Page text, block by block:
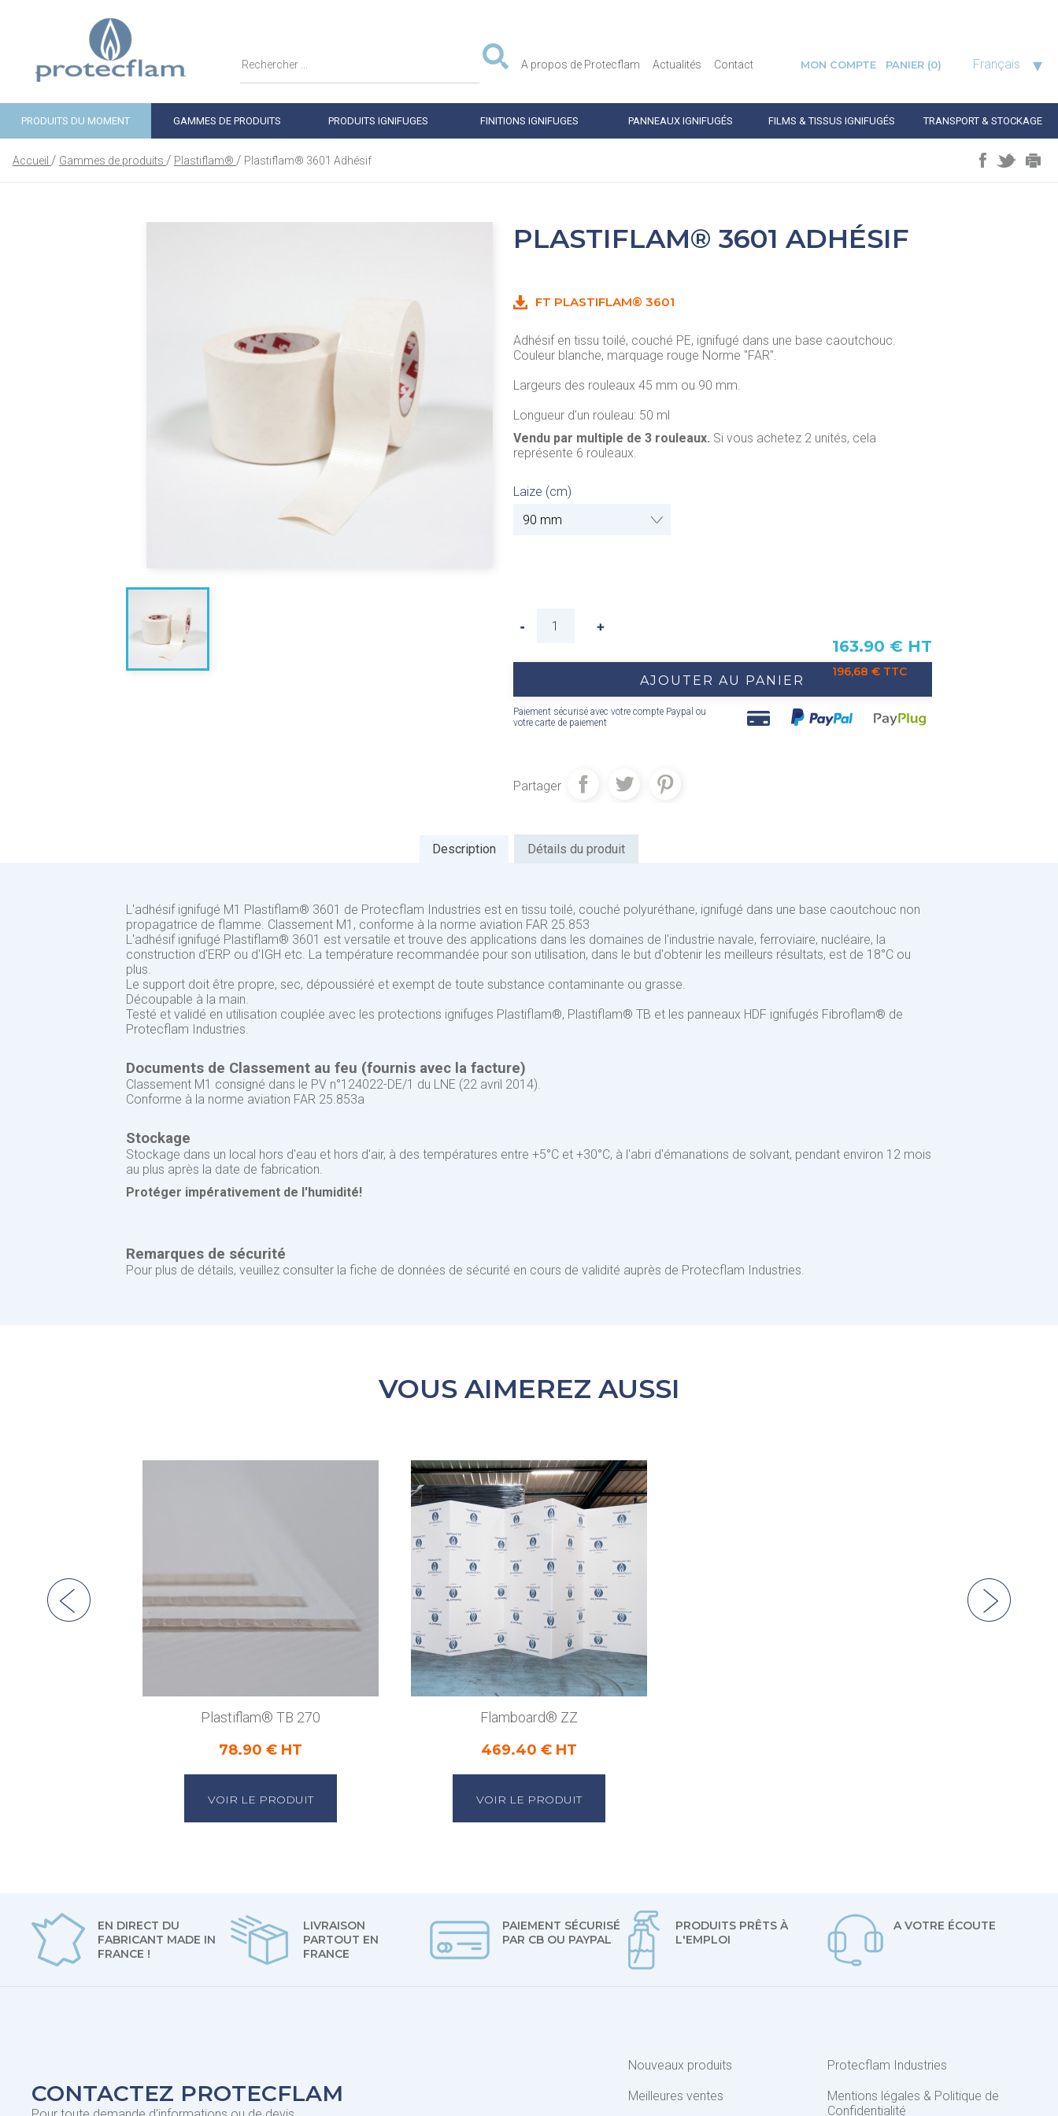
A propos de Protecflam Actualités Contact MON COMPTE PANIER (0) Français ▾
PRODUITS DU MOMENT GAMMES DE PRODUITS PRODUITS IGNIFUGES FINITIONS IGNIFUGES PANNEAUX IGNIFUGÉS FILMS & TISSUS IGNIFUGÉS TRANSPORT & STOCKAGE
Accueil Gammes de produits Plastiflam® Plastiflam® 3601 Adhésif
PLASTIFLAM® 3601 ADHÉSIF
FT PLASTIFLAM® 3601
Adhésif en tissu toilé, couché PE, ignifugé dans une base caoutchouc.
Couleur blanche, marquage rouge Norme "FAR".
Largeurs des rouleaux 45 mm ou 90 mm.
Longueur d'un rouleau: 50 ml
Vendu par multiple de 3 rouleaux. Si vous achetez 2 unités, cela
représente 6 rouleaux.
Laize (cm)
163.90 € HT
196,68 € TTC
AJOUTER AU PANIER
Paiement sécurisé avec votre compte Paypal ou
votre carte de paiement
Partager
Description Détails du produit
L'adhésif ignifugé M1 Plastiflam® 3601 de Protecflam Industries est en tissu toilé, couché polyuréthane, ignifugé dans une base caoutchouc non
propagatrice de flamme. Classement M1, conforme à la norme aviation FAR 25.853
L'adhésif ignifugé Plastiflam® 3601 est versatile et trouve des applications dans les domaines de l'industrie navale, ferroviaire, nucléaire, la
construction d'ERP ou d'IGH etc. La température recommandée pour son utilisation, dans le but d'obtenir les meilleurs résultats, est de 18°C ou
plus.
Le support doit être propre, sec, dépoussiéré et exempt de toute substance contaminante ou grasse.
Découpable à la main.
Testé et validé en utilisation couplée avec les protections ignifuges Plastiflam®, Plastiflam® TB et les panneaux HDF ignifugés Fibroflam® de
Protecflam Industries.
Documents de Classement au feu (fournis avec la facture)
Classement M1 consigné dans le PV n°124022-DE/1 du LNE (22 avril 2014).
Conforme à la norme aviation FAR 25.853a
Stockage
Stockage dans un local hors d'eau et hors d'air, à des températures entre +5°C et +30°C, à l'abri d'émanations de solvant, pendant environ 12 mois
au plus après la date de fabrication.
Protéger impérativement de l'humidité!
Remarques de sécurité
Pour plus de détails, veuillez consulter la fiche de données de sécurité en cours de validité auprès de Protecflam Industries.
VOUS AIMEREZ AUSSI
Plastiflam® TB 270
78.90 € HT
VOIR LE PRODUIT
Flamboard® ZZ
469.40 € HT
VOIR LE PRODUIT
EN DIRECT DU
FABRICANT MADE IN
FRANCE !
LIVRAISON
PARTOUT EN
FRANCE
PAIEMENT SÉCURISÉ
PAR CB OU PAYPAL
PRODUITS PRÊTS À
L'EMPLOI
A VOTRE ÉCOUTE
CONTACTEZ PROTECFLAM
Nouveaux produits
Meilleures ventes
Protecflam Industries
Mentions légales & Politique de
Confidentialité